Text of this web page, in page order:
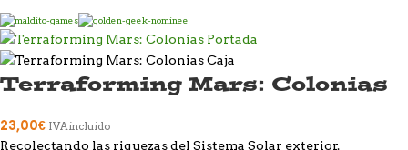
Terraforming Mars: Colonias
23,00€ IVA incluido
Recolectando las riquezas del Sistema Solar exterior.